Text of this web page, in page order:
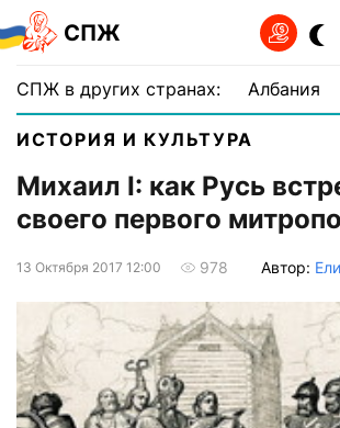
СПЖ
СПЖ в других странах: Албания
ИСТОРИЯ И КУЛЬТУРА
Михаил I: как Русь
своего первого
13 Октября 2017 12:00 978 Автор: